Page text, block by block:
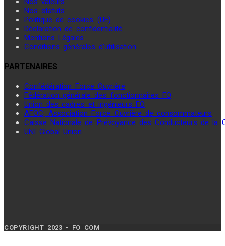
Nos statuts
Politique de cookies (UE)
Déclaration de confidentialité
Mentions Légales
Conditions générales d’utilisation
PARTENAIRES
Confédération Force Ouvrière
Fédération générale des fonctionnaires FO
Union des cadres et ingénieurs FO
AFOC, Association Force Ouvrière de consommateurs
Caisse Nationale de Prévoyance des Conducteurs de la
UNI Global Union
COPYRIGHT 2023 - FO COM